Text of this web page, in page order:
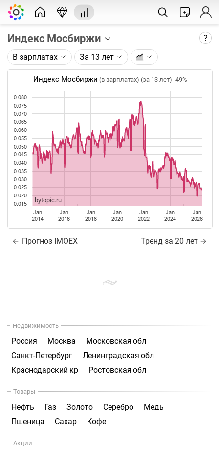
Индекс Мосбиржи ?
Описание графика:
Индекс Московской биржи (IMOEX) по данным
Московской биржи.
Каждая точка на графике - цена закрытия дня,
недели или месяца. Оптимальный таймфрейм
(день, неделя, месяц) подбирается автоматически
при изменении глубины графика.
Данные добавляются ежедневно.
В зарплатах За 13 лет
Индекс Мосбиржи (в зарплатах) (за 13 лет) -49%
Jan
2014
Jan
2016
Jan
2018
Jan
2020
Jan
2022
Jan
2024
Jan
2026
0.015
0.020
0.025
0.030
0.035
0.040
0.045
0.050
0.055
0.060
0.065
0.070
0.075
0.080
bytopic.ru
Прогноз IMOEX Тренд за 20 лет
Недвижимость
Россия Москва
Московская обл
Санкт-Петербург
Ленинградская обл
Краснодарский кр
Ростовская обл
Товары
Нефть Газ Золото Серебро
Медь
Пшеница
Сахар Кофе
Акции